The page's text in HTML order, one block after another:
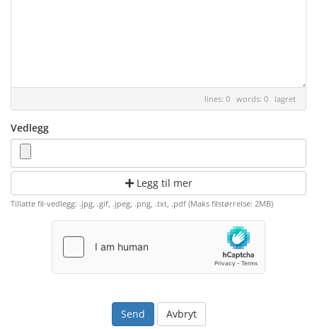
lines: 0 words: 0 lagret
Vedlegg
Legg til mer
Tillatte fil-vedlegg: .jpg, .gif, .jpeg, .png, .txt, .pdf (Maks filstørrelse: 2MB)
Avbryt